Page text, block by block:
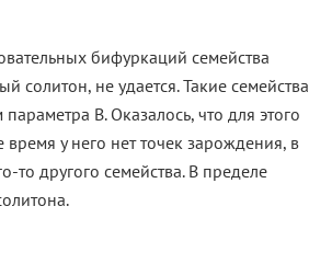
бифуркаций семейства
не удается. Такие семейства
B. Оказалось, что для этого
у него нет точек зарождения, в
то другого семейства. В пределе